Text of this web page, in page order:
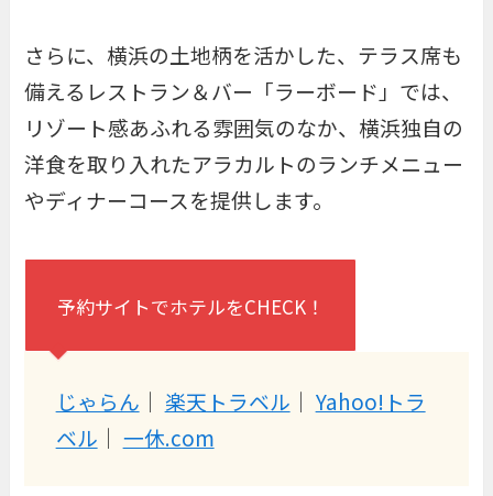
さらに、横浜の土地柄を活かした、テラス席も
備えるレストラン＆バー「ラーボード」では、
リゾート感あふれる雰囲気のなか、横浜独自の
洋食を取り入れたアラカルトのランチメニュー
やディナーコースを提供します。
予約サイトでホテルをCHECK！
じゃらん ｜ 楽天トラベル ｜ Yahoo!トラ
ベル ｜ 一休.com